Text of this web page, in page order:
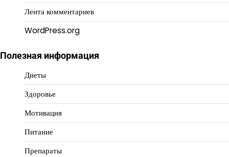
Лента комментариев
WordPress.org
Полезная информация
Диеты
Здоровье
Мотивация
Питание
Препараты